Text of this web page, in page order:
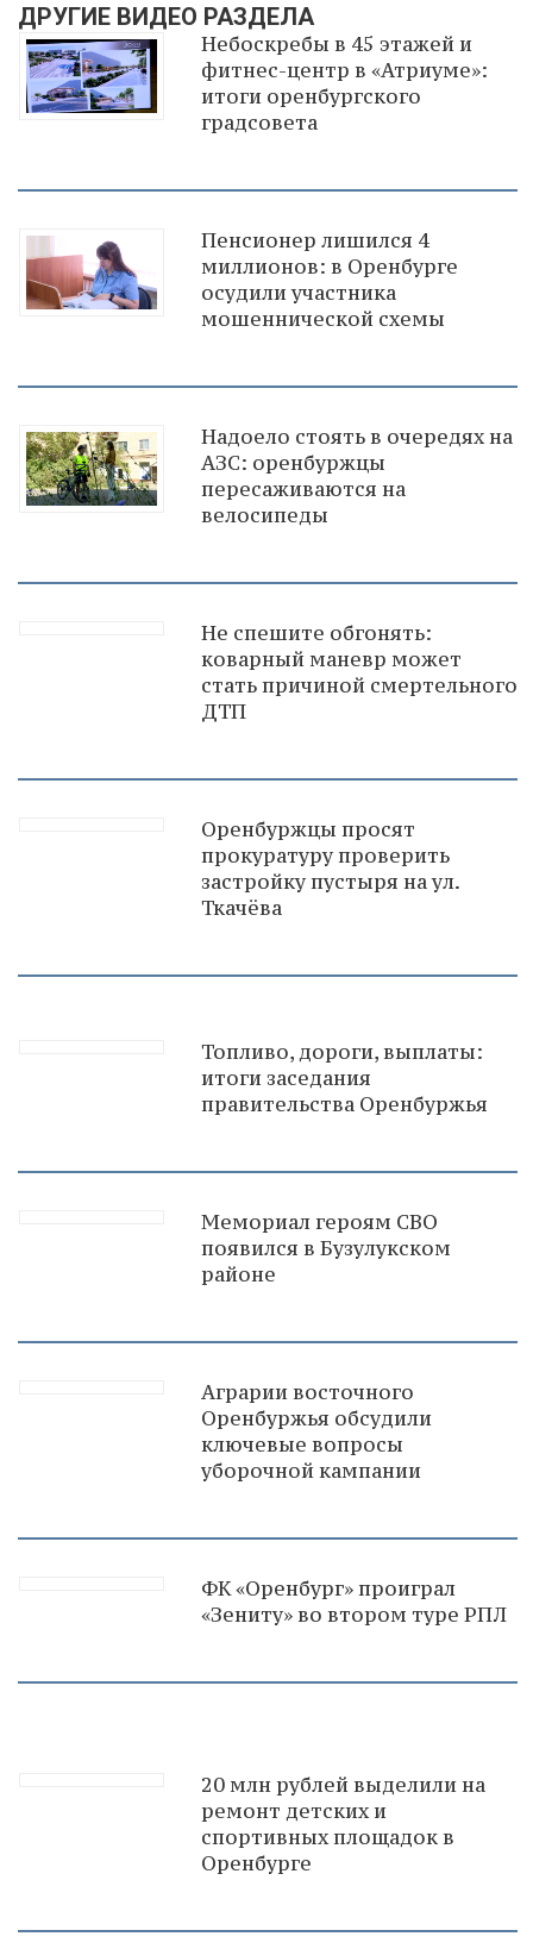
ДРУГИЕ ВИДЕО РАЗДЕЛА
Небоскребы в 45 этажей и
фитнес-центр в «Атриуме»:
итоги оренбургского
градсовета
Пенсионер лишился 4
миллионов: в Оренбурге
осудили участника
мошеннической схемы
Надоело стоять в очередях на
АЗС: оренбуржцы
пересаживаются на
велосипеды
Не спешите обгонять:
коварный маневр может
стать причиной смертельного
ДТП
Оренбуржцы просят
прокуратуру проверить
застройку пустыря на ул.
Ткачёва
Топливо, дороги, выплаты:
итоги заседания
правительства Оренбуржья
Мемориал героям СВО
появился в Бузулукском
районе
Аграрии восточного
Оренбуржья обсудили
ключевые вопросы
уборочной кампании
ФК «Оренбург» проиграл
«Зениту» во втором туре РПЛ
20 млн рублей выделили на
ремонт детских и
спортивных площадок в
Оренбурге